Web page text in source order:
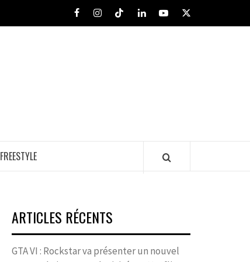
FacebookInstagram
TiktokLinkedInYoutube
X
FREESTYLE
ARTICLES RÉCENTS
GTA VI : Rockstar va présenter un nouvel